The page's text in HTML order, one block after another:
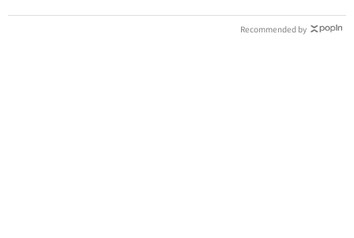
Recommended by